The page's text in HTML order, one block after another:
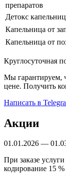
препаратов
Детокс
Капельница от
Капельница от
Круглосуточная
Мы гарантируем,
цене. Получить
Написать в
Акции
01.01.2026 —
При заказе
кодирование 15 %